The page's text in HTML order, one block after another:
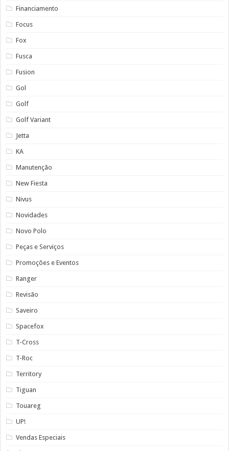
Financiamento
Focus
Fox
Fusca
Fusion
Gol
Golf
Golf Variant
Jetta
KA
Manutenção
New Fiesta
Nivus
Novidades
Novo Polo
Peças e Serviços
Promoções e Eventos
Ranger
Revisão
Saveiro
Spacefox
T-Cross
T-Roc
Territory
Tiguan
Touareg
UP!
Vendas Especiais